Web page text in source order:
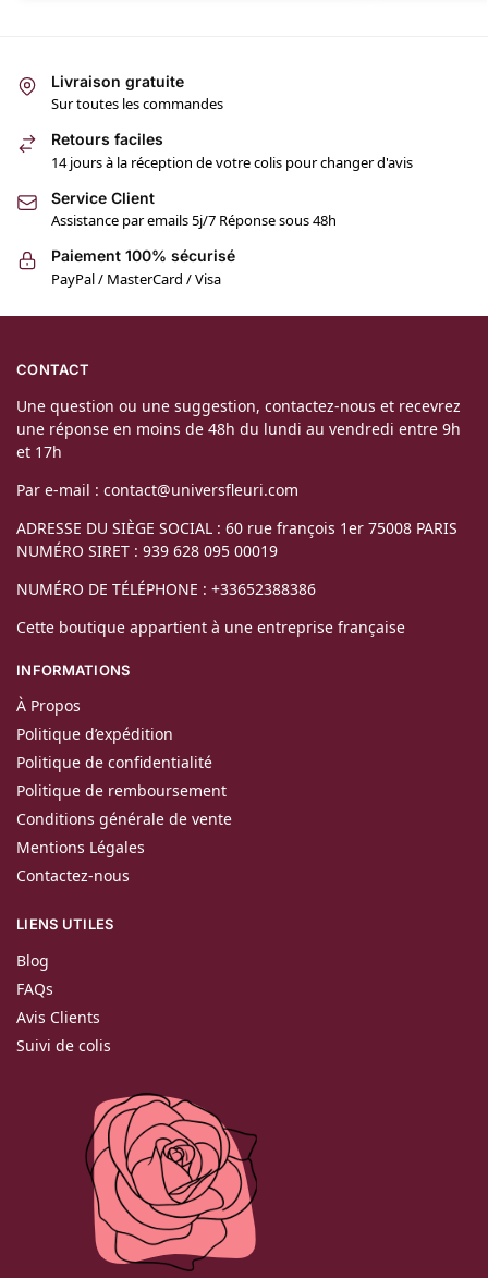
Livraison gratuite
Sur toutes les commandes
Retours faciles
14 jours à la réception de votre colis pour changer d'avis
Service Client
Assistance par emails 5j/7 Réponse sous 48h
Paiement 100% sécurisé
PayPal / MasterCard / Visa
CONTACT
Une question ou une suggestion, contactez-nous et recevrez
une réponse en moins de 48h du lundi au vendredi entre 9h
et 17h
Par e-mail : contact@universfleuri.com
ADRESSE DU SIÈGE SOCIAL : 60 rue françois 1er 75008 PARIS
NUMÉRO SIRET : 939 628 095 00019
NUMÉRO DE TÉLÉPHONE : +33652388386
Cette boutique appartient à une entreprise française
INFORMATIONS
À Propos
Politique d’expédition
Politique de confidentialité
Politique de remboursement
Conditions générale de vente
Mentions Légales
Contactez-nous
LIENS UTILES
Blog
FAQs
Avis Clients
Suivi de colis